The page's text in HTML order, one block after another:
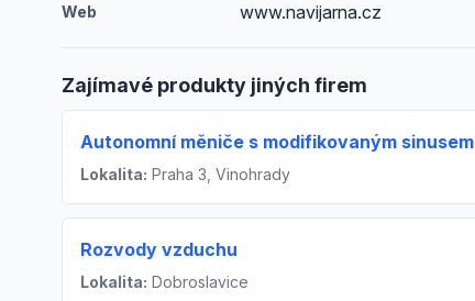
Web www.navijarna.cz
Zajímavé produkty jiných firem
Autonomní měniče s modifikovaným sinusem
Lokalita: Praha 3, Vinohrady
Rozvody vzduchu
Lokalita: Dobroslavice